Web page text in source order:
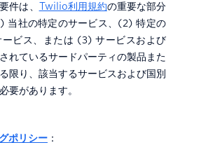
件は、 Twilio利用規約の重要な部分
当社の特定のサービス、(2) 特定の
ービス、または (3) サービスおよび
れているサードパーティの製品また
限り、該当するサービスおよび国別
要があります。
ポリシー ：